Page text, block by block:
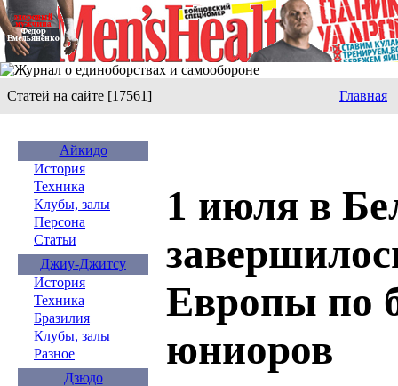
Статей на сайте [17561] Главная
Айкидо
История
Техника
Клубы, залы
Персона
Статьи
Джиу-Джитсу
История
Техника
Бразилия
Клубы, залы
Разное
Дзюдо
1 июля в
Европы по
юниоров